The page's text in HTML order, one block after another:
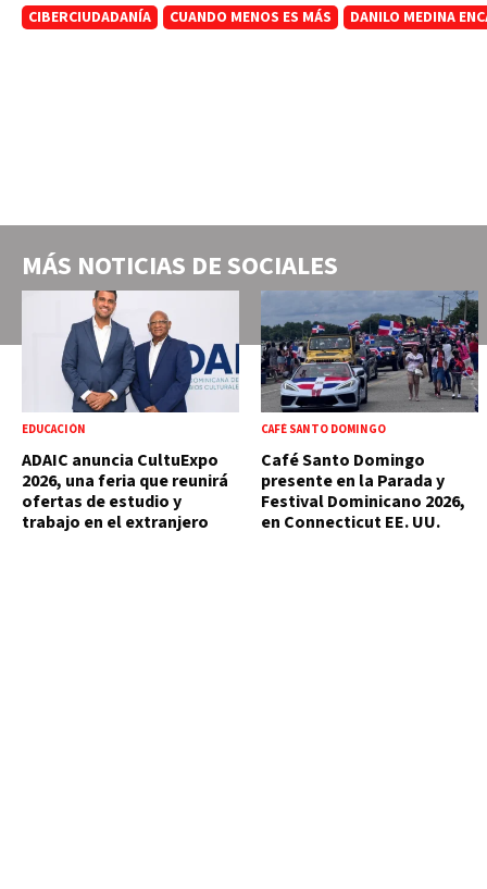
CIBERCIUDADANÍA CUANDO MENOS ES MÁS DANILO MEDINA
MÁS NOTICIAS DESOCIALES
EDUCACIÓN
ADAIC anuncia CultuExpo
2026, una feria que reunirá
ofertas de estudio y
trabajo en el extranjero
CAFÉ SANTO DOMINGO
Café Santo Domingo
presente en la Parada y
Festival Dominicano 2026,
en Connecticut EE. UU.